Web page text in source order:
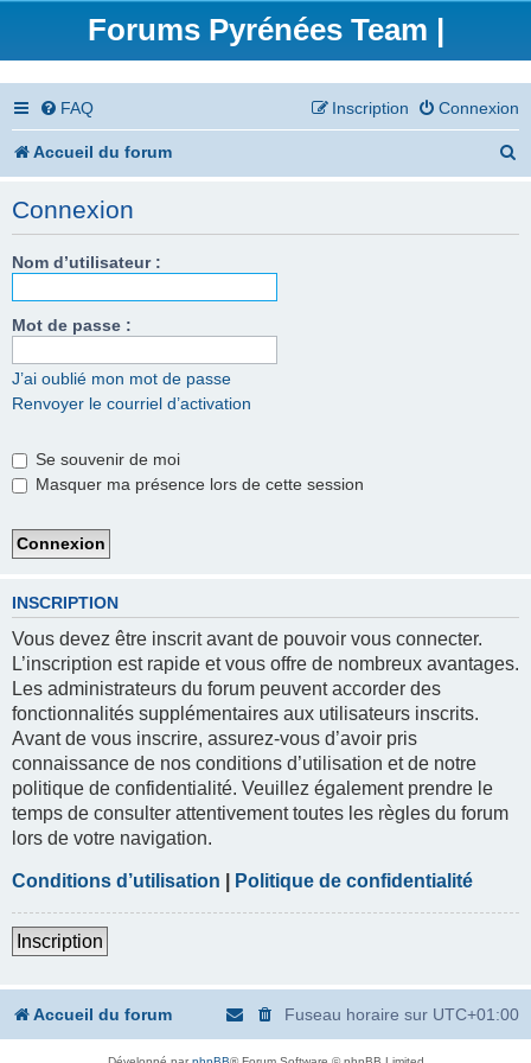
Forums Pyrénées Team |
FAQ Connexion
Inscription
Accueil du forum
Connexion
Nom d’utilisateur :
Mot de passe :
J’ai oublié mon mot de passe
Renvoyer le courriel d’activation
Se souvenir de moi
Masquer ma présence lors de cette session
INSCRIPTION
Vous devez être inscrit avant de pouvoir vous connecter.
L’inscription est rapide et vous offre de nombreux avantages.
Les administrateurs du forum peuvent accorder des
fonctionnalités supplémentaires aux utilisateurs inscrits.
Avant de vous inscrire, assurez-vous d’avoir pris
connaissance de nos conditions d’utilisation et de notre
politique de confidentialité. Veuillez également prendre le
temps de consulter attentivement toutes les règles du forum
lors de votre navigation.
Conditions d’utilisation Politique de confidentialité
Inscription
Accueil du forum Fuseau horaire sur UTC+01:00